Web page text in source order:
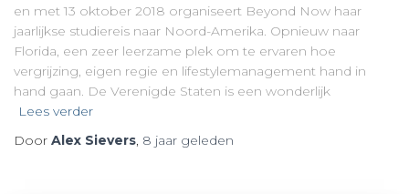
en met 13 oktober 2018 organiseert Beyond Now haar
jaarlijkse studiereis naar Noord-Amerika. Opnieuw naar
Florida, een zeer leerzame plek om te ervaren hoe
vergrijzing, eigen regie en lifestylemanagement hand in
hand gaan. De Verenigde Staten is een wonderlijk
Lees verder
Door Alex Sievers, 8 jaar geleden